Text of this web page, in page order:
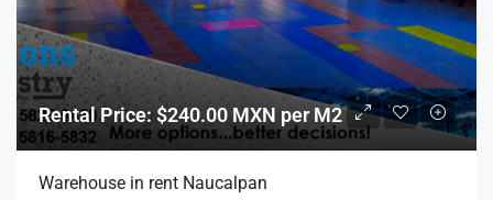
Rental Price: $240.00 MXN per M2
Warehouse in rent Naucalpan